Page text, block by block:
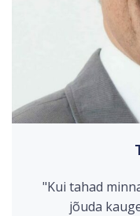
"Kui tahad
jõuda